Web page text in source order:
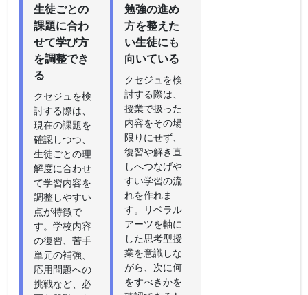
生徒ごとの
課題に合わ
せて学び方
を調整でき
る
クセジュを検
討する際は、
現在の課題を
確認しつつ、
生徒ごとの理
解度に合わせ
て学習内容を
調整しやすい
点が特徴で
す。学校内容
の復習、苦手
単元の補強、
応用問題への
挑戦など、必
勉強の進め
方を整えた
い生徒にも
向いている
クセジュを検
討する際は、
授業で扱った
内容をその場
限りにせず、
復習や解き直
しへつなげや
すい学習の流
れを作れま
す。リベラル
アーツを軸に
した思考型授
業を意識しな
がら、次に何
をすべきかを